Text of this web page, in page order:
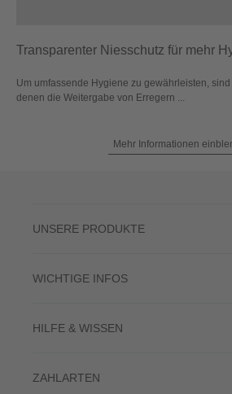
Transparenter Niesschutz für mehr
Um umfassende Hygiene zu gewährleisten,
denen die Weitergabe von Erregern ...
Mehr Informationen
UNSERE PRODUKTE
WICHTIGE INFOS
HILFE & WISSEN
ZAHLARTEN